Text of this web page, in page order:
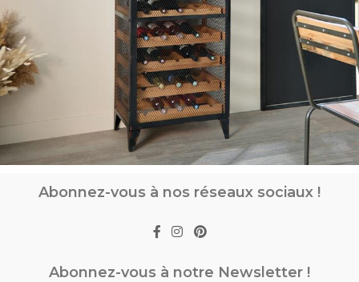
Abonnez-vous à nos réseaux sociaux !
Abonnez-vous à notre Newsletter !